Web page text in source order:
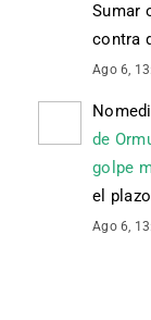
Sumar
contra
Ago 6,
de
golpe
el
Ago 6,